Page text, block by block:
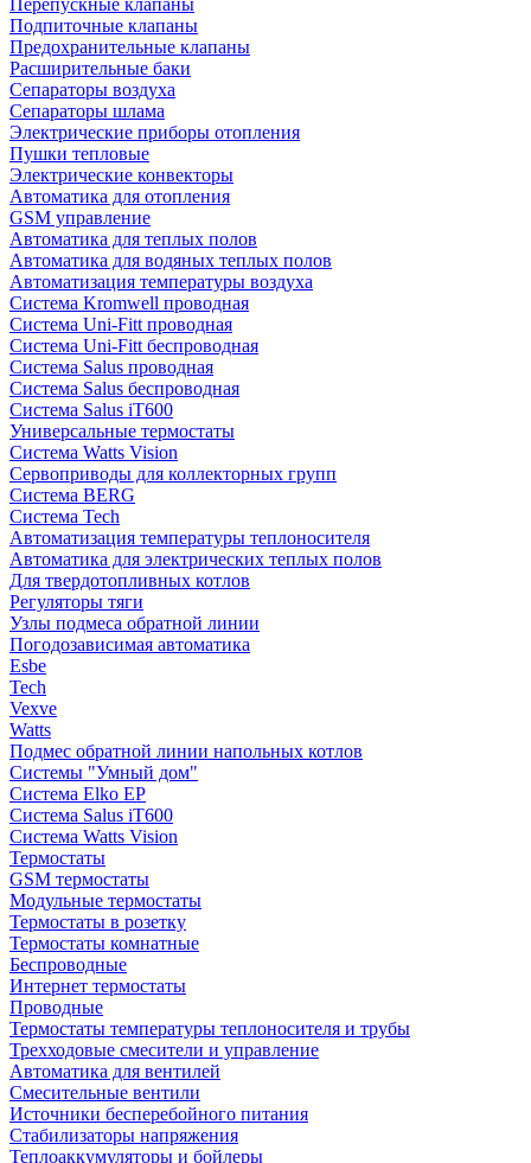
Подпиточные клапаны
Предохранительные клапаны
Расширительные баки
Сепараторы воздуха
Сепараторы шлама
Электрические приборы отопления
Пушки тепловые
Электрические конвекторы
Автоматика для отопления
GSM управление
Автоматика для теплых полов
Автоматика для водяных теплых полов
Автоматизация температуры воздуха
Система Kromwell проводная
Система Uni-Fitt проводная
Система Uni-Fitt беспроводная
Система Salus проводная
Система Salus беспроводная
Система Salus iT600
Универсальные термостаты
Система Watts Vision
Сервоприводы для коллекторных групп
Система BERG
Система Tech
Автоматизация температуры теплоносителя
Автоматика для электрических теплых полов
Для твердотопливных котлов
Регуляторы тяги
Узлы подмеса обратной линии
Погодозависимая автоматика
Esbe
Tech
Vexve
Watts
Подмес обратной линии напольных котлов
Системы "Умный дом"
Система Elko EP
Система Salus iT600
Система Watts Vision
Термостаты
GSM термостаты
Модульные термостаты
Термостаты в розетку
Термостаты комнатные
Беспроводные
Интернет термостаты
Проводные
Термостаты температуры теплоносителя и трубы
Трехходовые смесители и управление
Автоматика для вентилей
Смесительные вентили
Источники бесперебойного питания
Стабилизаторы напряжения
Теплоаккумуляторы и бойлеры